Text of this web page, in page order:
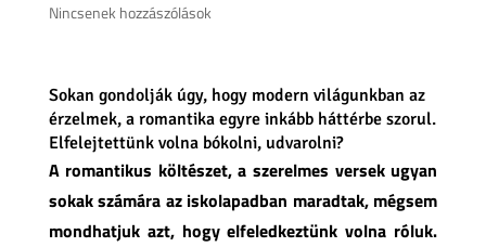
Nincsenek hozzászólások
Sokan gondolják úgy, hogy modern világunkban az
érzelmek, a romantika egyre inkább háttérbe szorul.
Elfelejtettünk volna bókolni, udvarolni?
A romantikus költészet, a szerelmes versek ugyan
sokak számára az iskolapadban maradtak, mégsem
mondhatjuk azt, hogy elfeledkeztünk volna róluk.